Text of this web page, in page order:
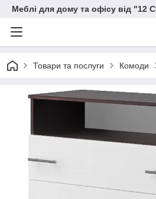
Меблі для дому та офісу від "12
Товари та послуги Комоди